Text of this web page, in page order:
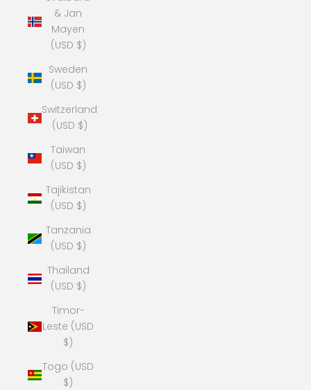
& Jan
Mayen
(USD $)
Sweden
(USD $)
Switzerland
(USD $)
Taiwan
(USD $)
Tajikistan
(USD $)
Tanzania
(USD $)
Thailand
(USD $)
Timor-
Leste (USD
$)
Togo (USD
$)